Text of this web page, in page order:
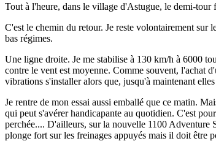
Tout à l'heure, dans le village d'Astugue, le demi-tour
C'est le chemin du retour. Je reste volontairement sur
bas régimes.
Une ligne droite. Je me stabilise à 130 km/h à 6000
contre le vent est moyenne. Comme souvent, l'achat
vibrations s'installer alors que, jusqu'à maintenant
Je rentre de mon essai aussi emballé que ce matin.
qui peut s'avérer handicapante au quotidien. C'est
perchée.... D'ailleurs, sur la nouvelle 1100 Adventure
plonge fort sur les freinages appuyés mais il doit être